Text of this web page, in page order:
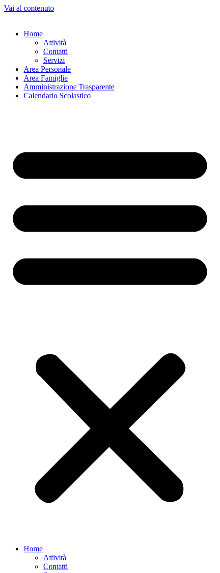
Vai al contenuto
Home
Attività
Contatti
Servizi
Area Personale
Area Famiglie
Amministrazione Trasparente
Calendario Scolastico
Home
Attività
Contatti